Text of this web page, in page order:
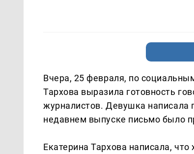
Вчера, 25 февраля, по
Тархова выразила готовность
журналистов. Девушка написала
недавнем выпуске письмо было
Екатерина Тархова написала,